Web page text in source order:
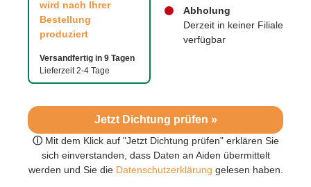
Jetzt Dichtung prüfen »
ⓘ Mit dem Klick auf "Jetzt Dichtung prüfen" erklären Sie
sich einverstanden, dass Daten an Aiden übermittelt
werden und Sie dieDatenschutzerklärung gelesen haben.
wird nach Ihrer
Bestellung
produziert
Versandfertig in 9 Tagen
Lieferzeit 2-4 Tage
Abholung
Derzeit in keiner Filiale
verfügbar